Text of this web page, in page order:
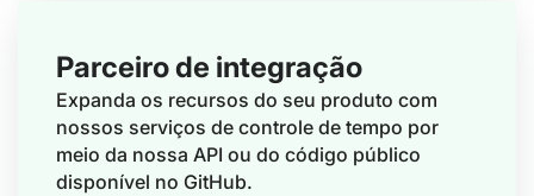
Parceiro de integração
Expanda os recursos do seu produto com
nossos serviços de controle de tempo por
meio da nossa API ou do código público
disponível no GitHub.